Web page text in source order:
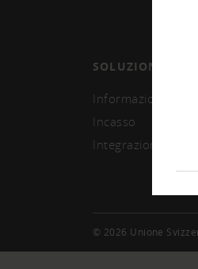
SOLUZIONI
Informazioni e
Incasso
Integrazione
© 2026 Unione